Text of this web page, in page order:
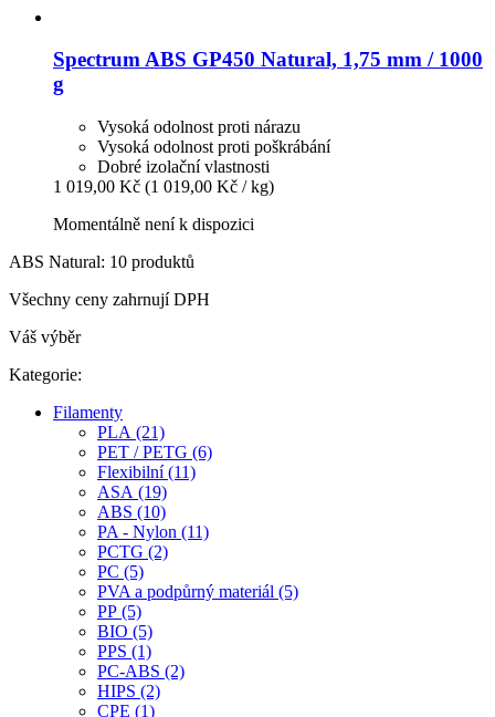
SpectrumABS GP450 Natural, 1,75 mm / 1000
g
Vysoká odolnost proti nárazu
Vysoká odolnost proti poškrábání
Dobré izolační vlastnosti
1 019,00 Kč (1 019,00 Kč / kg)
Momentálně není k dispozici
ABS Natural: 10 produktů
Všechny ceny zahrnují DPH
Váš výběr
Kategorie:
Filamenty
PLA (21)
PET / PETG (6)
Flexibilní (11)
ASA (19)
ABS (10)
PA - Nylon (11)
PCTG (2)
PC (5)
PVA a podpůrný materiál (5)
PP (5)
BIO (5)
PPS (1)
PC-ABS (2)
HIPS (2)
CPE (1)